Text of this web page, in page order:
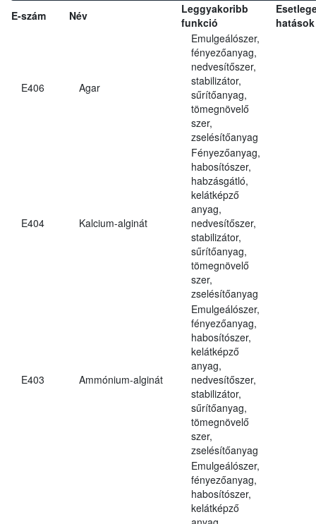
E-szám Név
Leggyakoribb
funkció
hatások
E406 Agar
Emulgeálószer,
fényezőanyag,
nedvesítőszer,
stabilizátor,
sűrítőanyag,
tömegnövelő
szer,
zselésítőanyag
E404 Kalcium-alginát
Fényezőanyag,
habosítószer,
habzásgátló,
kelátképző
anyag,
nedvesítőszer,
stabilizátor,
sűrítőanyag,
tömegnövelő
szer,
zselésítőanyag
E403 Ammónium-alginát
Emulgeálószer,
fényezőanyag,
habosítószer,
kelátképző
anyag,
nedvesítőszer,
stabilizátor,
sűrítőanyag,
tömegnövelő
szer,
zselésítőanyag
Emulgeálószer,
fényezőanyag,
habosítószer,
kelátképző